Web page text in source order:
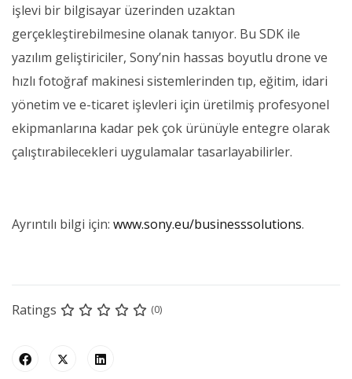
işlevi bir bilgisayar üzerinden uzaktan
gerçekleştirebilmesine olanak tanıyor. Bu SDK ile
yazılım geliştiriciler, Sony’nin hassas boyutlu drone ve
hızlı fotoğraf makinesi sistemlerinden tıp, eğitim, idari
yönetim ve e-ticaret işlevleri için üretilmiş profesyonel
ekipmanlarına kadar pek çok ürünüyle entegre olarak
çalıştırabilecekleri uygulamalar tasarlayabilirler.
Ayrıntılı bilgi için: www.sony.eu/businesssolutions.
Ratings (0)